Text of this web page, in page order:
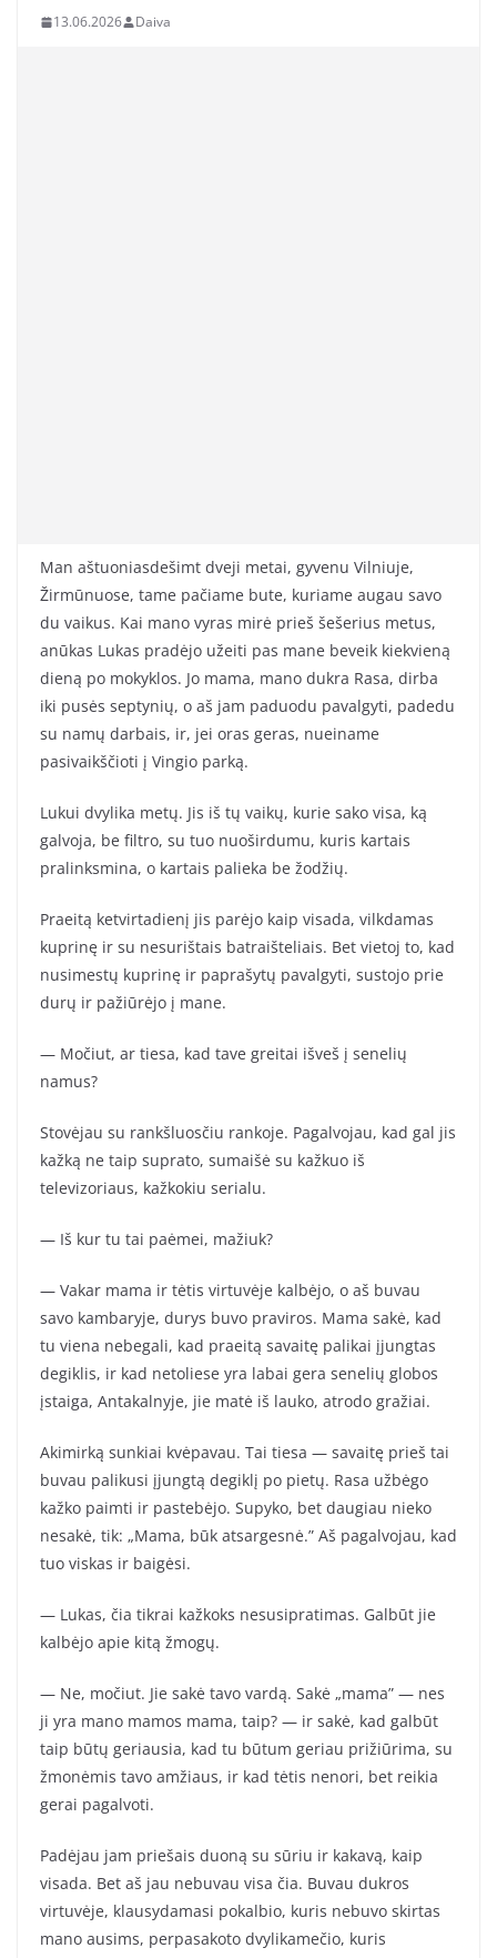
13.06.2026 Daiva
Man aštuoniasdešimt dveji metai, gyvenu Vilniuje,
Žirmūnuose, tame pačiame bute, kuriame augau savo
du vaikus. Kai mano vyras mirė prieš šešerius metus,
anūkas Lukas pradėjo užeiti pas mane beveik kiekvieną
dieną po mokyklos. Jo mama, mano dukra Rasa, dirba
iki pusės septynių, o aš jam paduodu pavalgyti, padedu
su namų darbais, ir, jei oras geras, nueiname
pasivaikščioti į Vingio parką.
Lukui dvylika metų. Jis iš tų vaikų, kurie sako visa, ką
galvoja, be filtro, su tuo nuoširdumu, kuris kartais
pralinksmina, o kartais palieka be žodžių.
Praeitą ketvirtadienį jis parėjo kaip visada, vilkdamas
kuprinę ir su nesurištais batraišteliais. Bet vietoj to, kad
nusimestų kuprinę ir paprašytų pavalgyti, sustojo prie
durų ir pažiūrėjo į mane.
— Močiut, ar tiesa, kad tave greitai išveš į senelių
namus?
Stovėjau su rankšluosčiu rankoje. Pagalvojau, kad gal jis
kažką ne taip suprato, sumaišė su kažkuo iš
televizoriaus, kažkokiu serialu.
— Iš kur tu tai paėmei, mažiuk?
— Vakar mama ir tėtis virtuvėje kalbėjo, o aš buvau
savo kambaryje, durys buvo praviros. Mama sakė, kad
tu viena nebegali, kad praeitą savaitę palikai įjungtas
degiklis, ir kad netoliese yra labai gera senelių globos
įstaiga, Antakalnyje, jie matė iš lauko, atrodo gražiai.
Akimirką sunkiai kvėpavau. Tai tiesa — savaitę prieš tai
buvau palikusi įjungtą degiklį po pietų. Rasa užbėgo
kažko paimti ir pastebėjo. Supyko, bet daugiau nieko
nesakė, tik: „Mama, būk atsargesnė.” Aš pagalvojau, kad
tuo viskas ir baigėsi.
— Lukas, čia tikrai kažkoks nesusipratimas. Galbūt jie
kalbėjo apie kitą žmogų.
— Ne, močiut. Jie sakė tavo vardą. Sakė „mama” — nes
ji yra mano mamos mama, taip? — ir sakė, kad galbūt
taip būtų geriausia, kad tu būtum geriau prižiūrima, su
žmonėmis tavo amžiaus, ir kad tėtis nenori, bet reikia
gerai pagalvoti.
Padėjau jam priešais duoną su sūriu ir kakavą, kaip
visada. Bet aš jau nebuvau visa čia. Buvau dukros
virtuvėje, klausydamasi pokalbio, kuris nebuvo skirtas
mano ausims, perpasakoto dvylikamečio, kuris